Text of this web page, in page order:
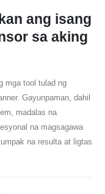
ang isang
sa aking
mga tool tulad ng
Gayunpaman, dahil
madalas na
na magsagawa
na resulta at ligtas